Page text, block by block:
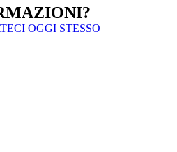
OGGI STESSO